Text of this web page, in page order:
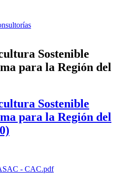
Sostenible
para la Región del
Sostenible
para la Región del
- CAC.pdf